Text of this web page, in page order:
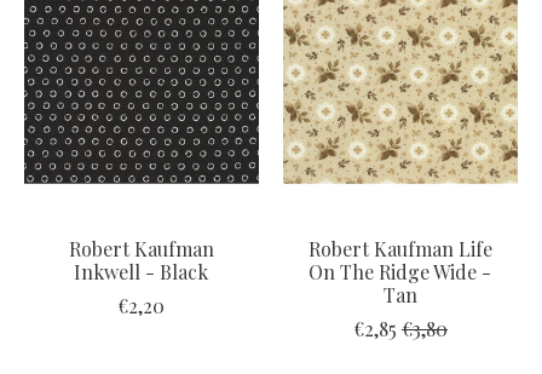
Robert Kaufman
Inkwell - Black
€2,20
Robert Kaufman Life
On The Ridge Wide -
Tan
€2,85 €3,80